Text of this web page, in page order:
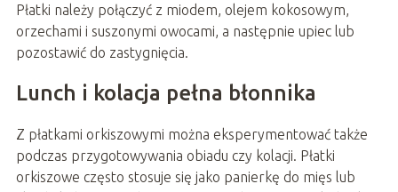
Płatki należy połączyć z miodem, olejem kokosowym,
orzechami i suszonymi owocami, a następnie upiec lub
pozostawić do zastygnięcia.
Lunch i kolacja pełna błonnika
Z płatkami orkiszowymi można eksperymentować także
podczas przygotowywania obiadu czy kolacji. Płatki
orkiszowe często stosuje się jako panierkę do mięs lub